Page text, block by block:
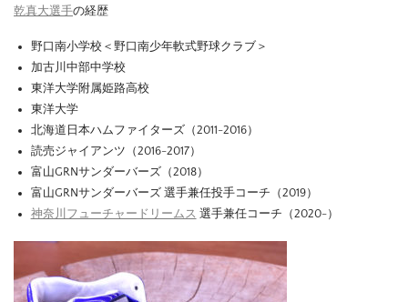
乾真大選手の経歴
野口南小学校＜野口南少年軟式野球クラブ＞
加古川中部中学校
東洋大学附属姫路高校
東洋大学
北海道日本ハムファイターズ（2011-2016）
読売ジャイアンツ（2016-2017）
富山GRNサンダーバーズ（2018）
富山GRNサンダーバーズ 選手兼任投手コーチ（2019）
神奈川フューチャードリームス 選手兼任コーチ（2020-）